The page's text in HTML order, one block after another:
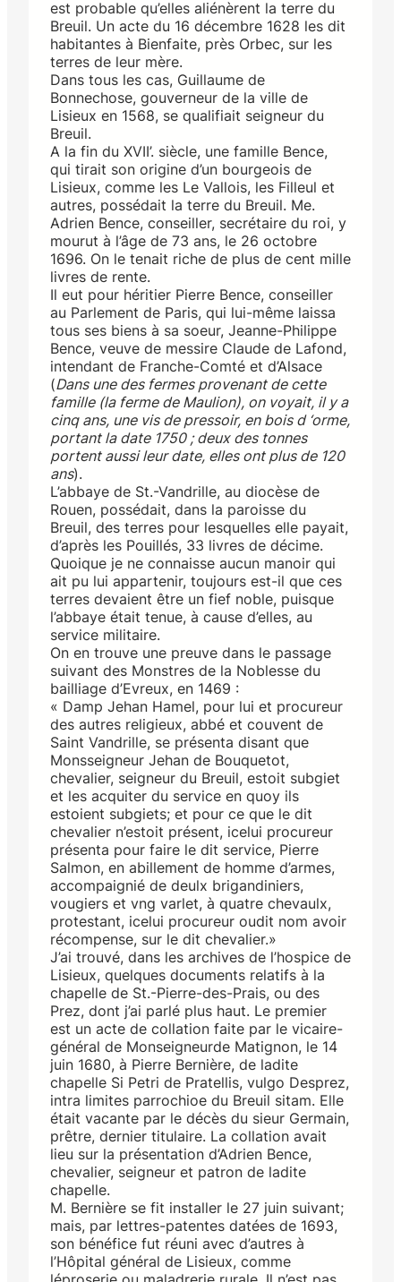
est probable qu’elles aliénèrent la terre du
Breuil. Un acte du 16 décembre 1628 les dit
habitantes à Bienfaite, près Orbec, sur les
terres de leur mère.
Dans tous les cas, Guillaume de
Bonnechose, gouverneur de la ville de
Lisieux en 1568, se qualifiait seigneur du
Breuil.
A la fin du XVII’. siècle, une famille Bence,
qui tirait son origine d’un bourgeois de
Lisieux, comme les Le Vallois, les Filleul et
autres, possédait la terre du Breuil. Me.
Adrien Bence, conseiller, secrétaire du roi, y
mourut à l’âge de 73 ans, le 26 octobre
1696. On le tenait riche de plus de cent mille
livres de rente.
Il eut pour héritier Pierre Bence, conseiller
au Parlement de Paris, qui lui-même laissa
tous ses biens à sa soeur, Jeanne-Philippe
Bence, veuve de messire Claude de Lafond,
intendant de Franche-Comté et d’Alsace
(Dans une des fermes provenant de cette
famille (la ferme de Maulion), on voyait, il y a
cinq ans, une vis de pressoir, en bois d ‘orme,
portant la date 1750 ; deux des tonnes
portent aussi leur date, elles ont plus de 120
ans).
L’abbaye de St.-Vandrille, au diocèse de
Rouen, possédait, dans la paroisse du
Breuil, des terres pour lesquelles elle payait,
d’après les Pouillés, 33 livres de décime.
Quoique je ne connaisse aucun manoir qui
ait pu lui appartenir, toujours est-il que ces
terres devaient être un fief noble, puisque
l’abbaye était tenue, à cause d’elles, au
service militaire.
On en trouve une preuve dans le passage
suivant des Monstres de la Noblesse du
bailliage d’Evreux, en 1469 :
« Damp Jehan Hamel, pour lui et procureur
des autres religieux, abbé et couvent de
Saint Vandrille, se présenta disant que
Monsseigneur Jehan de Bouquetot,
chevalier, seigneur du Breuil, estoit subgiet
et les acquiter du service en quoy ils
estoient subgiets; et pour ce que le dit
chevalier n’estoit présent, icelui procureur
présenta pour faire le dit service, Pierre
Salmon, en abillement de homme d’armes,
accompaignié de deulx brigandiniers,
vougiers et vng varlet, à quatre chevaulx,
protestant, icelui procureur oudit nom avoir
récompense, sur le dit chevalier.»
J’ai trouvé, dans les archives de l’hospice de
Lisieux, quelques documents relatifs à la
chapelle de St.-Pierre-des-Prais, ou des
Prez, dont j’ai parlé plus haut. Le premier
est un acte de collation faite par le vicaire-
général de Monseigneurde Matignon, le 14
juin 1680, à Pierre Bernière, de ladite
chapelle Si Petri de Pratellis, vulgo Desprez,
intra limites parrochioe du Breuil sitam. Elle
était vacante par le décès du sieur Germain,
prêtre, dernier titulaire. La collation avait
lieu sur la présentation d’Adrien Bence,
chevalier, seigneur et patron de ladite
chapelle.
M. Bernière se fit installer le 27 juin suivant;
mais, par lettres-patentes datées de 1693,
son bénéfice fut réuni avec d’autres à
l’Hôpital général de Lisieux, comme